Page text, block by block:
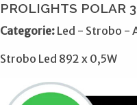
PROLIGHTS POLAR
Categorie: Led - Strobo -
Strobo Led 892 x 0,5W